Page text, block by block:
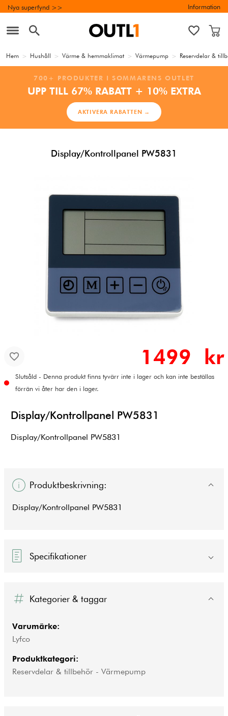
Nya superfynd >> Information
Hem > Hushåll > Värme & hemmaklimat > Värmepump > Reservdelar &
700+ PRODUKTER I SOMMARENS OUTLET
UPP TILL 67% RABATT + 10% EXTRA
AKTIVERA RABATTEN →
Display/Kontrollpanel PW5831
1499 kr
Slutsåld - Denna produkt finns tyvärr inte i lager och kan inte beställas
förrän vi åter har den i lager.
Display/Kontrollpanel PW5831
Display/Kontrollpanel PW5831
Produktbeskrivning:
Display/Kontrollpanel PW5831
Specifikationer
Kategorier & taggar
Varumärke:
Lyfco
Produktkategori:
Reservdelar & tillbehör - Värmepump